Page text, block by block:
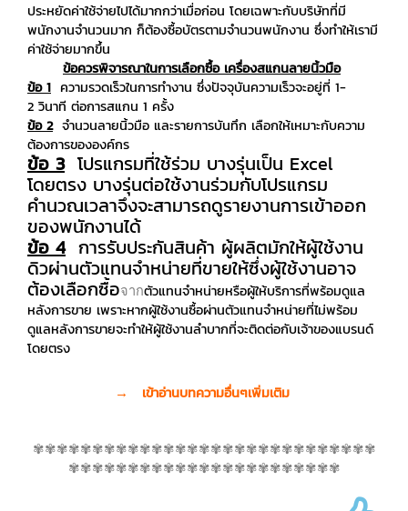
ประหยัดค่าใช้จ่ายไปได้มากกว่าเมื่อก่อน โดยเฉพาะกับบริษัทที่มี
พนักงานจำนวนมาก ก็ต้องซื้อบัตรตามจำนวนพนักงาน ซึ่งทำให้เรามี
ค่าใช้จ่ายมากขึ้น
ข้อควรพิจารณาในการเลือกซื้อ เครื่องสแกนลายนิ้วมือ
ข้อ 1 ความรวดเร็วในการทำงาน ซึ่งปัจจุบันความเร็วจะอยู่ที่ 1-
2 วินาที ต่อการสแกน 1 ครั้ง
ข้อ 2 จำนวนลายนิ้วมือ และรายการบันทึก เลือกให้เหมาะกับความ
ต้องการขององค์กร
ข้อ 3 โปรแกรมที่ใช้ร่วม บางรุ่นเป็น Excel
โดยตรง บางรุ่นต่อใช้งานร่วมกับโปรแกรม
คำนวณเวลาจึงจะสามารถดูรายงานการเข้าออก
ของพนักงานได้
ข้อ 4 การรับประกันสินค้า ผู้ผลิตมักให้ผู้ใช้งาน
ดิวผ่านตัวแทนจำหน่ายที่ขายให้ซึ่งผู้ใช้งานอาจ
ต้องเลือกซื้อจากตัวแทนจำหน่ายหรือผู้ให้บริการที่พร้อมดูแล
หลังการขาย เพราะหากผู้ใช้งานซื้อผ่านตัวแทนจำหน่ายที่ไม่พร้อม
ดูแลหลังการขายจะทำให้ผู้ใช้งานลำบากที่จะติดต่อกับเจ้าของแบรนด์
โดยตรง
→ เข้าอ่านบทความอื่นๆเพิ่มเติม
✾✾✾✾✾✾✾✾✾✾✾✾✾✾✾✾✾✾✾✾✾✾✾✾✾✾✾✾✾
✾✾✾✾✾✾✾✾✾✾✾✾✾✾✾✾✾✾✾✾✾✾✾